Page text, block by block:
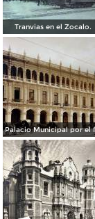
Tranvias en el Zocalo.